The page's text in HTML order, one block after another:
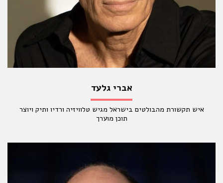
אברי גלעד
איש תקשורת מהבולטים בישראל מגיש טלוויזיה ורדיו ותיק ויוצר
תוכן מוערך